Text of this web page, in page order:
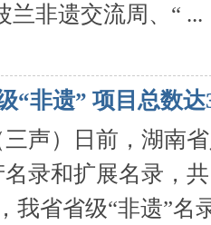
兰非遗交流周、“ ...
“非遗” 项目总数达
）日前，湖南省
录和扩展名录，
我省省级“非遗